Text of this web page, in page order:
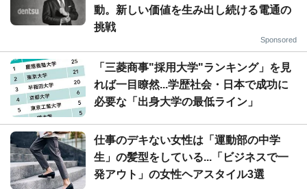
動。新しい価値を生み出し続ける電通の
挑戦
Sponsored
「三菱商事"採用大学"ランキング」を見
れば一目瞭然...学歴社会・日本で成功に
必要な「出身大学の最低ライン」
仕事のデキない女性は「運動部の中学
生」の髪型をしている...「ビジネスで一
発アウト」の女性ヘアスタイル3選